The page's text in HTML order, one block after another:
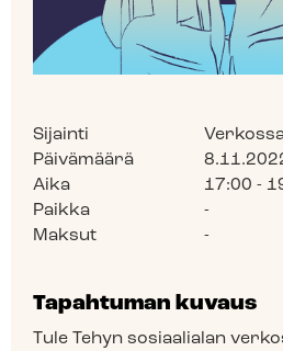
Sijainti
Päivämäärä
Aika
17:00 -
Paikka
-
Maksut
-
Tapahtuman kuvaus
Tule Tehyn sosiaalialan